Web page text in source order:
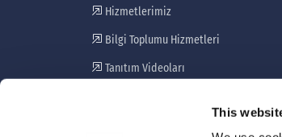
This
Hizmetlerimiz
Bilgi Toplumu Hizmetleri
Tanıtım Videoları